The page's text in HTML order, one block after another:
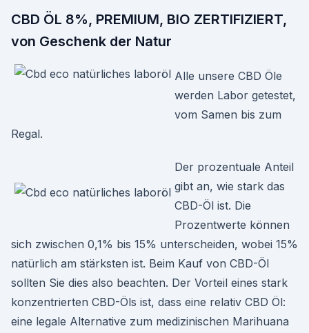
CBD ÖL 8%, PREMIUM, BIO ZERTIFIZIERT,
von Geschenk der Natur
Alle unsere CBD Öle
werden Labor getestet,
vom Samen bis zum
Regal.
Der prozentuale Anteil
gibt an, wie stark das
CBD-Öl ist. Die
Prozentwerte können
sich zwischen 0,1% bis 15% unterscheiden, wobei 15%
natürlich am stärksten ist. Beim Kauf von CBD-Öl
sollten Sie dies also beachten. Der Vorteil eines stark
konzentrierten CBD-Öls ist, dass eine relativ CBD Öl:
eine legale Alternative zum medizinischen Marihuana